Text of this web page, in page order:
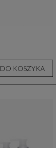
DO KOSZYKA